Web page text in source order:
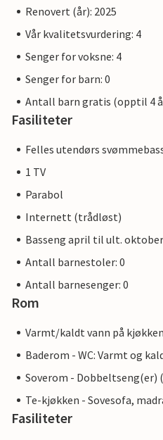
Renovert (år): 2025
Vår kvalitetsvurdering: 4
Senger for voksne: 4
Senger for barn: 0
Antall barn gratis (opptil 4
Fasiliteter
Felles utendørs
1 TV
Parabol
Internett (trådløst)
Basseng april til ult. oktober
Antall barnestoler: 0
Antall barnesenger: 0
Rom
Varmt/kaldt vann på
Baderom - WC: Varmt og
Soverom - Dobbeltseng(er)
Te-kjøkken - Sovesofa,
Fasiliteter